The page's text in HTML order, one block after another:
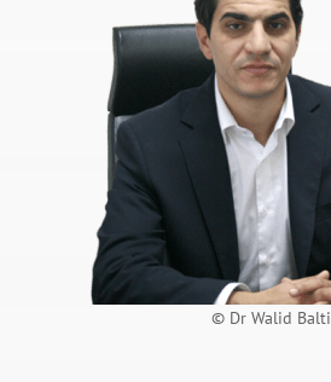
© Dr Walid Balti